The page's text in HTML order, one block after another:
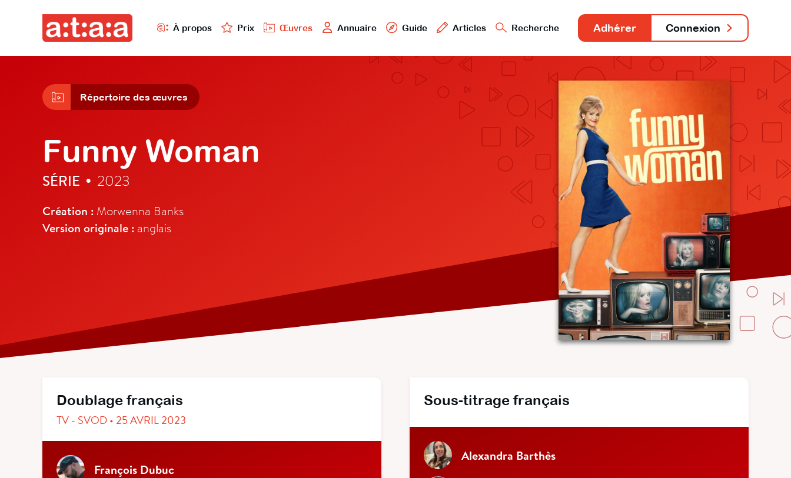
À propos Prix Œuvres Annuaire Guide Articles Recherche Adhérer Connexion
Répertoire des œuvres
Funny Woman
SÉRIE • 2023
Création : Morwenna Banks
Version originale : anglais
Doublage français
TV - SVOD • 25 AVRIL 2023
François Dubuc
Sous-titrage français
Alexandra Barthès